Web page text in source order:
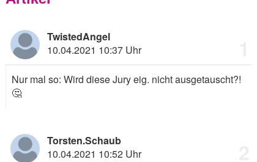
TwistedAngel
10.04.2021 10:37 Uhr
Nur mal so: Wird diese Jury eig. nicht ausgetauscht?!
🤔
Torsten.Schaub
10.04.2021 10:52 Uhr